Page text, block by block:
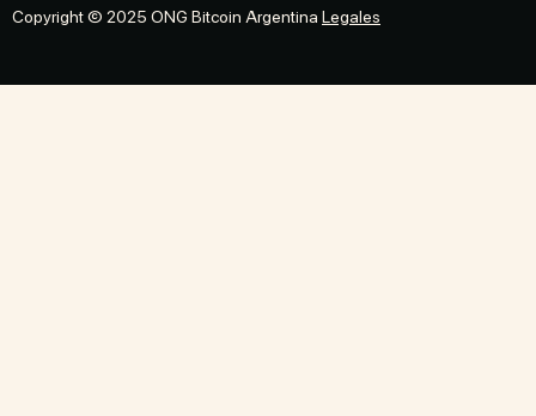
Copyright © 2025 ONG Bitcoin Argentina Legales